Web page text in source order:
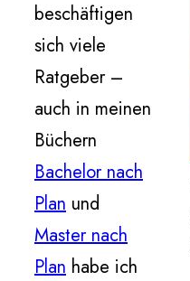
beschäftigen
sich viele
Ratgeber –
auch in meinen
Büchern
Bachelor nach
Plan und
Master nach
Plan habe ich